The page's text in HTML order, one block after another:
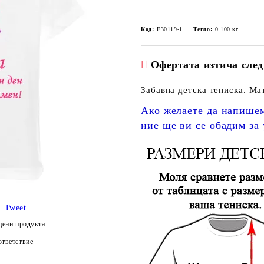
Код: E30119-1 Тегло: 0.100 кг
Офертата изтича след
Забавна детска тениска.
Ако желаете да
ние ще ви се обадим за
Tweet
продукта